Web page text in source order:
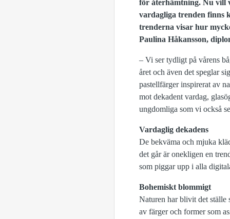
för återhämtning. Nu vill
vardagliga trenden finns
trenderna visar hur
Paulina Håkansson,
– Vi ser tydligt på vårens
året och även det speglar
pastellfärger inspirerat av
mot dekadent vardag,
ungdomliga som vi också
Vardaglig dekadens
De bekväma och mjuka
det går är onekligen en
som piggar upp i alla
Bohemiskt blommigt
Naturen har blivit det ställe
av färger och former som